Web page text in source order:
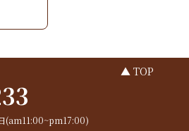
▲ TOP
(am11:00~pm17:00)